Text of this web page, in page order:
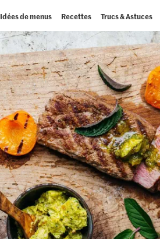
Idées de menus Recettes Trucs & Astuces